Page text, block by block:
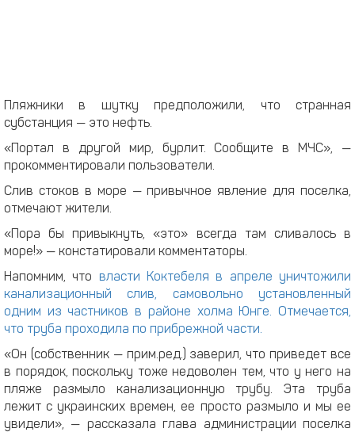
Пляжники в шутку предположили, что странная
субстанция — это нефть.
«Портал в другой мир, бурлит. Сообщите в МЧС», —
прокомментировали пользователи.
Слив стоков в море — привычное явление для поселка,
отмечают жители.
«Пора бы привыкнуть, «это» всегда там сливалось в
море!» — констатировали комментаторы.
Напомним, что власти Коктебеля в апреле уничтожили
канализационный слив, самовольно установленный
одним из частников в районе холма Юнге. Отмечается,
что труба проходила по прибрежной части.
«Он (собственник — прим.ред.) заверил, что приведет все
в порядок, поскольку тоже недоволен тем, что у него на
пляже размыло канализационную трубу. Эта труба
лежит с украинских времен, ее просто размыло и мы ее
увидели», — рассказала глава администрации поселка